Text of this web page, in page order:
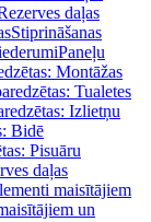
daļas
Stiprināšanas
Paneļu
Montāžas
Tualetes
Izlietņu
Bidē
Pisuāru
daļas
maisītājiem
un